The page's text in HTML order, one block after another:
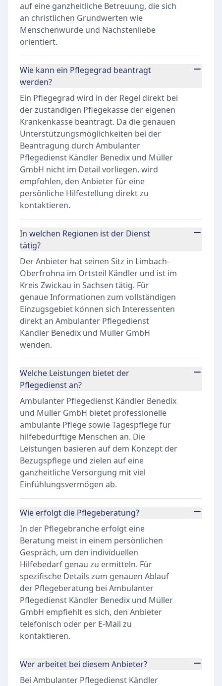
auf eine ganzheitliche Betreuung, die sich
an christlichen Grundwerten wie
Menschenwürde und Nächstenliebe
orientiert.
Wie kann ein Pflegegrad beantragt
werden?
Ein Pflegegrad wird in der Regel direkt bei
der zuständigen Pflegekasse der eigenen
Krankenkasse beantragt. Da die genauen
Unterstützungsmöglichkeiten bei der
Beantragung durch Ambulanter
Pflegedienst Kändler Benedix und Müller
GmbH nicht im Detail vorliegen, wird
empfohlen, den Anbieter für eine
persönliche Hilfestellung direkt zu
kontaktieren.
In welchen Regionen ist der Dienst
tätig?
Der Anbieter hat seinen Sitz in Limbach-
Oberfrohna im Ortsteil Kändler und ist im
Kreis Zwickau in Sachsen tätig. Für
genaue Informationen zum vollständigen
Einzugsgebiet können sich Interessenten
direkt an Ambulanter Pflegedienst
Kändler Benedix und Müller GmbH
wenden.
Welche Leistungen bietet der
Pflegedienst an?
Ambulanter Pflegedienst Kändler Benedix
und Müller GmbH bietet professionelle
ambulante Pflege sowie Tagespflege für
hilfebedürftige Menschen an. Die
Leistungen basieren auf dem Konzept der
Bezugspflege und zielen auf eine
ganzheitliche Versorgung mit viel
Einfühlungsvermögen ab.
Wie erfolgt die Pflegeberatung?
In der Pflegebranche erfolgt eine
Beratung meist in einem persönlichen
Gespräch, um den individuellen
Hilfebedarf genau zu ermitteln. Für
spezifische Details zum genauen Ablauf
der Pflegeberatung bei Ambulanter
Pflegedienst Kändler Benedix und Müller
GmbH empfiehlt es sich, den Anbieter
telefonisch oder per E-Mail zu
kontaktieren.
Wer arbeitet bei diesem Anbieter?
Bei Ambulanter Pflegedienst Kändler